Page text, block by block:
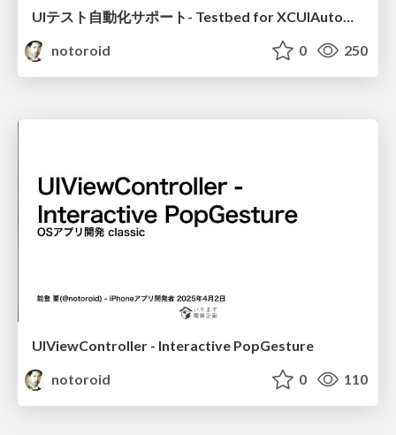
notoroid
0 250
UIViewController - Interactive PopGesture
notoroid
0 110